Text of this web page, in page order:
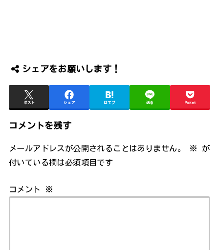
シェアをお願いします！
ポスト シェア はてブ 送る Pocket
コメントを残す
メールアドレスが公開されることはありません。 ※
が
付いている欄は必須項目です
コメント ※